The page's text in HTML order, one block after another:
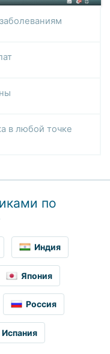
в любой точке
по
Индия
Япония
Россия
Испания